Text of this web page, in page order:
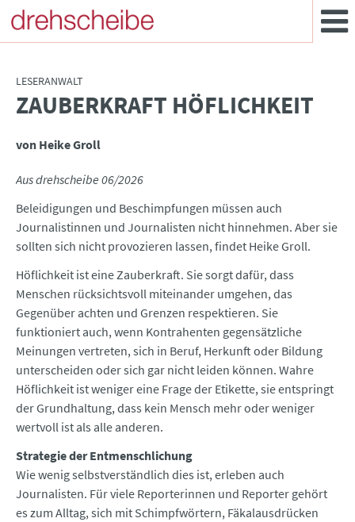
LESERANWALT
:ZAUBERKRAFT HÖFLICHKEIT
von Heike Groll
Aus drehscheibe 06/2026
Beleidigungen und Beschimpfungen müssen auch
Journalistinnen und Journalisten nicht hinnehmen. Aber sie
sollten sich nicht provozieren lassen, findet Heike Groll.
Höflichkeit ist eine Zauberkraft. Sie sorgt dafür, dass
Menschen rücksichtsvoll miteinander umgehen, das
Gegenüber achten und Grenzen respektieren. Sie
funktioniert auch, wenn Kontrahenten gegensätzliche
Meinungen vertreten, sich in Beruf, Herkunft oder Bildung
unterscheiden oder sich gar nicht leiden können. Wahre
Höflichkeit ist weniger eine Frage der Etikette, sie entspringt
der Grundhaltung, dass kein Mensch mehr oder weniger
wertvoll ist als alle anderen.
Strategie der Entmenschlichung
Wie wenig selbstverständlich dies ist, erleben auch
Journalisten. Für viele Reporterinnen und Reporter gehört
es zum Alltag, sich mit Schimpfwörtern, Fäkalausdrücken